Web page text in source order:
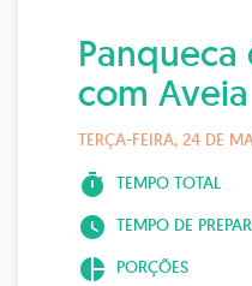
Panqueca
com Aveia
TERÇA-FEIRA, 24 DE
timer TEMPO TOTAL
watch_later TEMPO DE
pie_chart PORÇÕES